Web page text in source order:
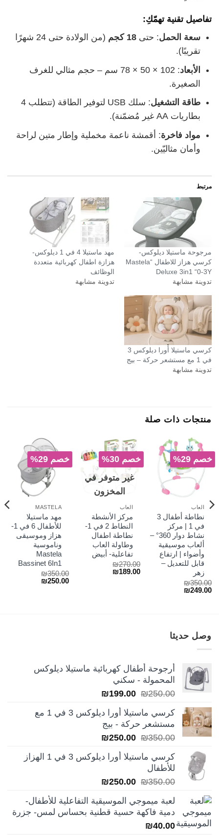
تفاصيل تقنية تهمّكِ:
سعة الحمل: حتى18 كجم
(من الولادة حتى 24 شهرًا
تقريبًا).
الأبعاد
: 102 × 50 × 78 سم – حجم مثالي للغرف
الصغيرة.
طاقة التشغيل
: سلك USB لتوفير الطاقة (تتطلب 4
بطاريات AA غير مُضمّنة).
مواد فاخرة: أقمشة ناعمة مخملية وإطار متين لراحة
وأمان مثاليّين.
مرتبط
مرجوحة ماستيلا ديلوكس-
كرسي هزاز للاطفال “Mastela
Deluxe 3in1 “0-3Y
تدوينة مشابهة
مهد ماستيلا 4 في 1 ديلوكس-
هزازة اطفال كهربائية متعددة
الوظائف
تدوينة مشابهة
كرسي ماستيلا أورا ديلوكس 3
في 1 مع مستشعر حركة – بيج
تدوينة مشابهة
منتجات ذات صلة
خصم 29%
العاب
نطاطة أطفال 3
في 1 | مركز
نشاط دوار 360° –
ألعاب موسيقية
وأضواء | ارتفاع
قابل للتعديل –
زهر
₪350.00
السعر ₪249.00
السعر
خصم 30%
غير متوفر في
المخزون
العاب
مركز الأنشطة
النطاط 2 في 1-
نطاطة اطفال
وطاولة العاب
تفاعلية- أبيض
₪270.00
السعر ₪189.00
السعر
خصم 29%
MASTELA
مهد ماستيلا
للأطفال 6 في 1-
هزاز وموسيقى
وناموسية
Mastela
Bassinet 6In1
₪350.00
السعر ₪250.00
السعر
وصل حديثا
أرجوحة أطفال كهربائية ماستيلا ديلوكس
المحمولة - سكني
₪250.00
السعر
هو:
₪250.00.
₪199.00
هو:
كرسي ماستيلا أورا ديلوكس 3 في 1 مع
مستشعر حركة - بيج
₪350.00
السعر
هو:
₪250.00
هو:
كرسي ماستيلا أورا ديلوكس 3 في 1 الهزاز
للأطفال
₪350.00
السعر
هو:
₪350.00.
₪250.00
هو:
₪250.00.
لعبة ميموجي الموسيقية التفاعلية للأطفال-
دمية فاكهة حسية قطنية بحساس لمس- جزرة
₪40.00